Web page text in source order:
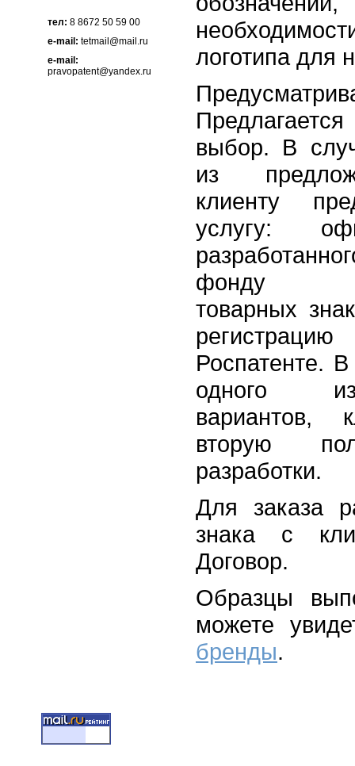
тел: 8 8672 50 59 00
e-mail: tetmail@mail.ru
e-mail:
pravopatent@yandex.ru
логотипа для
выбор. В
из
клиенту
услугу:
фонду
товарных
Роспатенте.
одного
вариантов,
вторую
разработки.
Для заказа
знака с
Договор.
Образцы
можете
бренды.